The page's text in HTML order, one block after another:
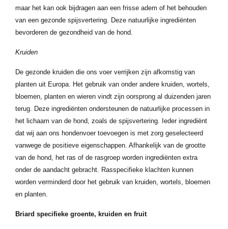
maar het kan ook bijdragen aan een frisse adem of het behouden
van een gezonde spijsvertering. Deze natuurlijke ingrediënten
bevorderen de gezondheid van de hond.
Kruiden
De gezonde kruiden die ons voer verrijken zijn afkomstig van
planten uit Europa. Het gebruik van onder andere kruiden, wortels,
bloemen, planten en wieren vindt zijn oorsprong al duizenden jaren
terug. Deze ingrediënten ondersteunen de natuurlijke processen in
het lichaam van de hond, zoals de spijsvertering. Ieder ingrediënt
dat wij aan ons hondenvoer toevoegen is met zorg geselecteerd
vanwege de positieve eigenschappen. Afhankelijk van de grootte
van de hond, het ras of de rasgroep worden ingrediënten extra
onder de aandacht gebracht. Rasspecifieke klachten kunnen
worden verminderd door het gebruik van kruiden, wortels, bloemen
en planten.
Briard specifieke groente, kruiden en fruit